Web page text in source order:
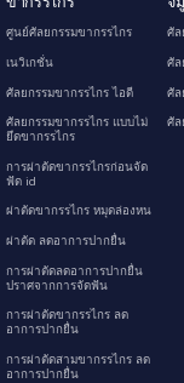
ศูนย์ศัลยกรรมขากรรไกร
เนวิเกชั่น
ศัลยกรรมขากรรไกร ไอดี
ศัลยกรรมขากรรไกร แบบไม่
ยึดขากรรไกร
การผ่าตัดขากรรไกรก่อนจัด
ฟัด id
ผ่าตัดขากรรไกร หมุดล่องหน
ผ่าตัด ลดอาการปากยื่น
การผ่าตัดลดอาการปากยื่น
ปราศจากการจัดฟัน
การผ่าตัดขากรรไกร ลด
อาการปากยื่น
การผ่าตัดสามขากรรไกร ลด
อาการปากยื่น
ศัล
ศัล
ศัล
ศัล